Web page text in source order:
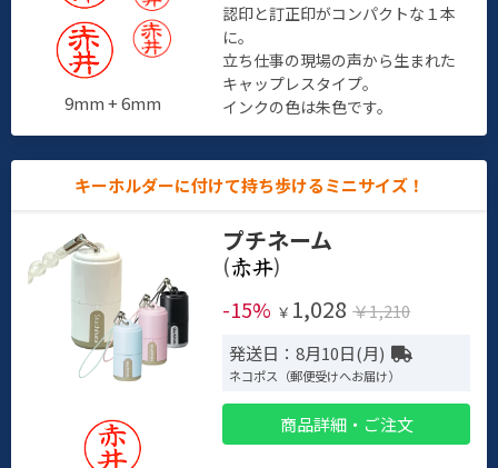
9mm + 6mm
認印と訂正印がコンパクトな１本
に。
立ち仕事の現場の声から生まれた
キャップレスタイプ。
インクの色は朱色です。
キーホルダーに付けて持ち歩けるミニサイズ！
プチネーム
(
)
-15% ￥ 1,028 ￥1,210
発送日：8月10日(月)
ネコポス（郵便受けへお届け）
商品詳細・ご注文